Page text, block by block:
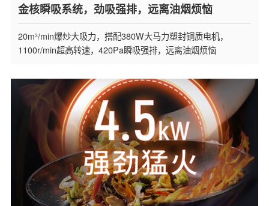
金核瞬吸系统，劲吸强排，远离油烟烦恼
20m³/min爆炒大吸力，搭配380W大马力塑封铜质电机，
1100r/min超高转速，420Pa瞬吸强排，远离油烟烦恼